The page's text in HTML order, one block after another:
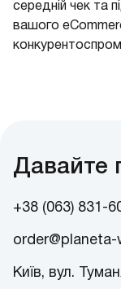
середній чек та
вашого
Давайте
+38 (063) 831-
Київ, вул.